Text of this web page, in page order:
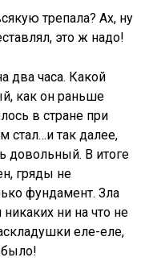
трепала? Ах, ну
это ж надо!
два часа. Какой
как он раньше
в стране при
стал…и так далее,
довольный. В итоге
гряды не
фундамент. Зла
никаких ни на что не
еле-еле,
было!